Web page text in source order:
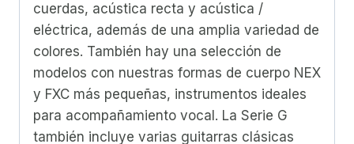
cuerdas, acústica recta y acústica /
eléctrica, además de una amplia variedad de
colores. También hay una selección de
modelos con nuestras formas de cuerpo NEX
y FXC más pequeñas, instrumentos ideales
para acompañamiento vocal. La Serie G
también incluye varias guitarras clásicas